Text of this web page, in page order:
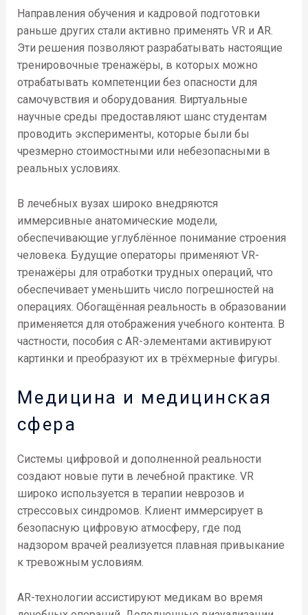
Направления обучения и кадровой подготовки
раньше других стали активно применять VR и AR.
Эти решения позволяют разрабатывать настоящие
тренировочные тренажёры, в которых можно
отрабатывать компетенции без опасности для
самочувствия и оборудования. Виртуальные
научные среды предоставляют шанс студентам
проводить эксперименты, которые были бы
чрезмерно стоимостными или небезопасными в
реальных условиях.
В лечебных вузах широко внедряются
иммерсивные анатомические модели,
обеспечивающие углублённое понимание строения
человека. Будущие операторы применяют VR-
тренажёры для отработки трудных операций, что
обеспечивает уменьшить число погрешностей на
операциях. Обогащённая реальность в образовании
применяется для отображения учебного контента. В
частности, пособия с AR-элементами активируют
картинки и преобразуют их в трёхмерные фигуры.
Медицина и медицинская
сфера
Системы цифровой и дополненной реальности
создают новые пути в лечебной практике. VR
широко используется в терапии неврозов и
стрессовых синдромов. Клиент иммерсирует в
безопасную цифровую атмосферу, где под
надзором врачей реализуется плавная привыкание
к тревожным условиям.
AR-технологии ассистируют медикам во время